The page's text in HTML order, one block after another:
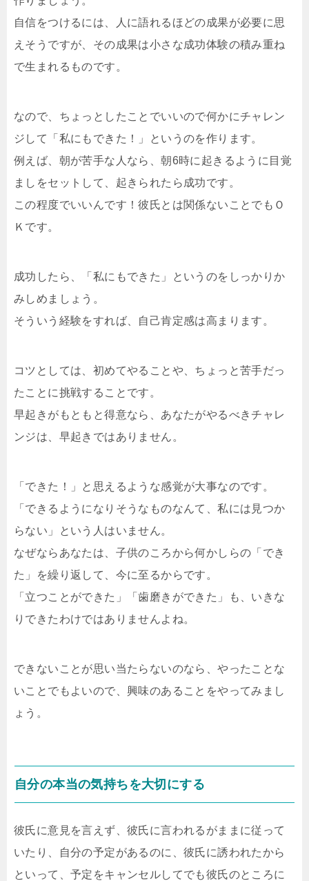
自信をつけるには、人に語れるほどの成果が必要に思
えそうですが、その成果は小さな成功体験の積み重ね
で生まれるものです。
なので、ちょっとしたことでいいので何かにチャレン
ジして「私にもできた！」というのを作ります。
例えば、朝が苦手な人なら、朝6時に起きるように目覚
ましをセットして、起きられたら成功です。
この程度でいいんです！彼氏とは関係ないことでもＯ
Ｋです。
成功したら、「私にもできた」というのをしっかりか
みしめましょう。
そういう経験をすれば、自己肯定感は高まります。
コツとしては、初めてやることや、ちょっと苦手だっ
たことに挑戦することです。
早起きがもともと得意なら、あなたがやるべきチャレ
ンジは、早起きではありません。
「できた！」と思えるような感覚が大事なのです。
「できるようになりそうなものなんて、私には見つか
らない」という人はいません。
なぜならあなたは、子供のころから何かしらの「でき
た」を繰り返して、今に至るからです。
「立つことができた」「歯磨きができた」も、いきな
りできたわけではありませんよね。
できないことが思い当たらないのなら、やったことな
いことでもよいので、興味のあることをやってみまし
ょう。
自分の本当の気持ちを大切にする
彼氏に意見を言えず、彼氏に言われるがままに従って
いたり、自分の予定があるのに、彼氏に誘われたから
といって、予定をキャンセルしてでも彼氏のところに